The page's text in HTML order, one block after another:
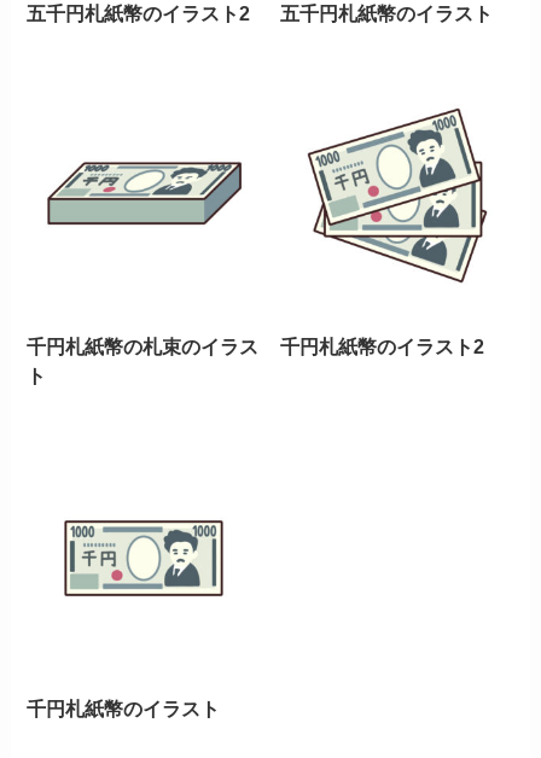
五千円札紙幣のイラスト2 五千円札紙幣のイラスト
千円札紙幣の札束のイラス
ト
千円札紙幣のイラスト2
千円札紙幣のイラスト